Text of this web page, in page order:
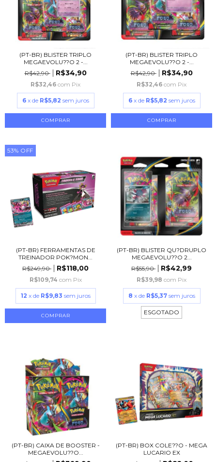
(PT-BR) BLISTER TRIPLO
MEGAEVOLU??O 2 -...
R$42,90
R$34,90
R$32,46 com Pix
6 x de R$5,82 sem juros
(PT-BR) BLISTER TRIPLO
MEGAEVOLU??O 2 -...
R$42,90
R$34,90
R$32,46 com Pix
6 x de R$5,82 sem juros
53% OFF
(PT-BR) FERRAMENTAS DE
TREINADOR POK?MON...
R$249,90
R$118,00
R$109,74 com Pix
12 x de R$9,83 sem juros
(PT-BR) BLISTER QU?DRUPLO
MEGAEVOLU??O 2...
R$55,90
R$42,99
R$39,98 com Pix
8 x de R$5,37 sem juros
ESGOTADO
(PT-BR) CAIXA DE BOOSTER -
MEGAEVOLU??O...
(PT-BR) BOX COLE??O - MEGA
LUCARIO EX